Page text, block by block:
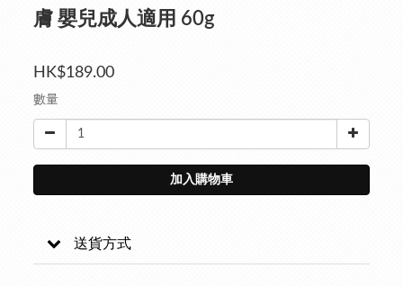
膚 嬰兒成人適用 60g
HK$189.00
數量
加入購物車
送貨方式